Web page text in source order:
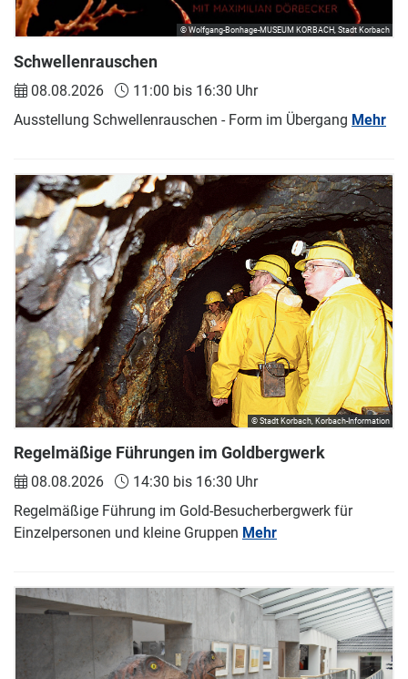
Schwellenrauschen
08.08.2026
11:00 bis 16:30 Uhr
Ausstellung Schwellenrauschen - Form im Übergang Mehr
© Wolfgang-Bonhage-MUSEUM KORBACH, Stadt Korbach
Regelmäßige Führungen im Goldbergwerk
08.08.2026
14:30 bis 16:30 Uhr
Regelmäßige Führung im Gold-Besucherbergwerk für
Einzelpersonen und kleine Gruppen Mehr
© Stadt Korbach, Korbach-Information